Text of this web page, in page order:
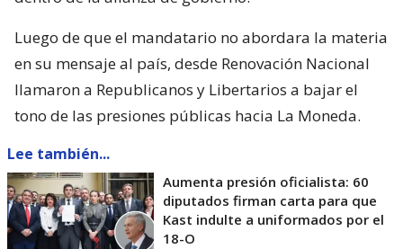
Luego de que el mandatario no abordara la materia
en su mensaje al país, desde Renovación Nacional
llamaron a Republicanos y Libertarios a bajar el
tono de las presiones públicas hacia La Moneda.
Lee también...
Aumenta presión oficialista: 60
diputados firman carta para que
Kast indulte a uniformados por el
18-O